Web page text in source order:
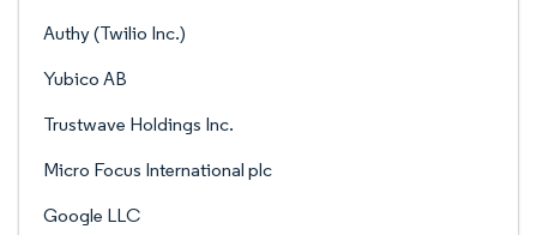
Authy (Twilio Inc.)
Yubico AB
Trustwave Holdings Inc.
Micro Focus International plc
Google LLC